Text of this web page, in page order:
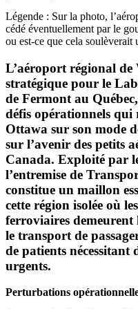
Légende : Sur la photo,
cédé éventuellement par le
ou est-ce que cela soulèverait
L’aéroport régional
stratégique pour le
de Fermont au
défis opérationnels qui
Ottawa sur son mode
sur l’avenir des petits
Canada. Exploité par
l’entremise de
constitue un maillon
cette région isolée où
ferroviaires demeurent
le transport de
de patients nécessitant
urgents.
Perturbations